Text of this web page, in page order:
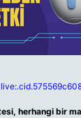
herhangi bir